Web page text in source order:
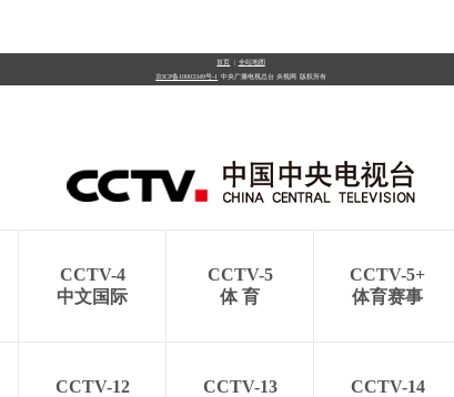
央博 非遗 文化 旅游 科普 健康 乐龄
热播榜 总台企业白名单
首页 全站地图
京ICP备10003349号-1 中央广播电视总台 央视网 版权所有
CCTV-4
中文国际
CCTV-5
体 育
CCTV-5+
体育赛事
CCTV-12
CCTV-13
CCTV-14